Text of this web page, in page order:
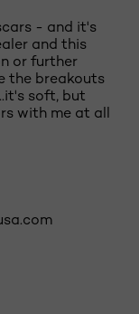
- and it's
and this
or further
the breakouts
soft, but
with me at all